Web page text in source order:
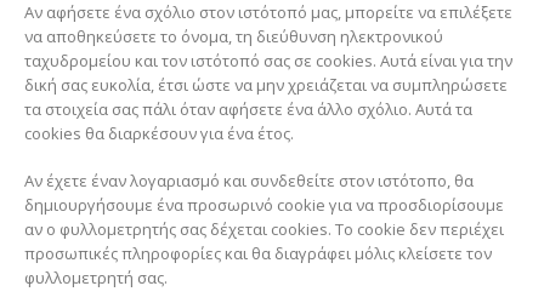
Αν αφήσετε ένα σχόλιο στον ιστότοπό μας, μπορείτε να επιλέξετε
να αποθηκεύσετε το όνομα, τη διεύθυνση ηλεκτρονικού
ταχυδρομείου και τον ιστότοπό σας σε cookies. Αυτά είναι για την
δική σας ευκολία, έτσι ώστε να μην χρειάζεται να συμπληρώσετε
τα στοιχεία σας πάλι όταν αφήσετε ένα άλλο σχόλιο. Αυτά τα
cookies θα διαρκέσουν για ένα έτος.
Αν έχετε έναν λογαριασμό και συνδεθείτε στον ιστότοπο, θα
δημιουργήσουμε ένα προσωρινό cookie για να προσδιορίσουμε
αν ο φυλλομετρητής σας δέχεται cookies. Το cookie δεν περιέχει
προσωπικές πληροφορίες και θα διαγράφει μόλις κλείσετε τον
φυλλομετρητή σας.